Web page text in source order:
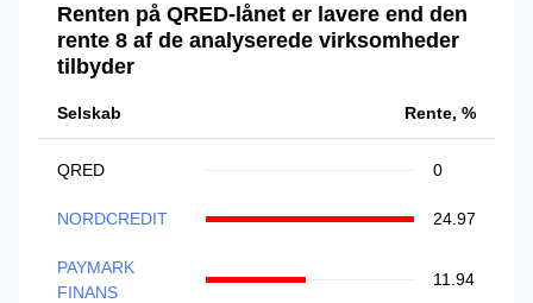
Renten på QRED-lånet er lavere end den
rente 8 af de analyserede virksomheder
tilbyder
Selskab Rente, %
QRED 0
NORDCREDIT 24.97
PAYMARK
FINANS
11.94